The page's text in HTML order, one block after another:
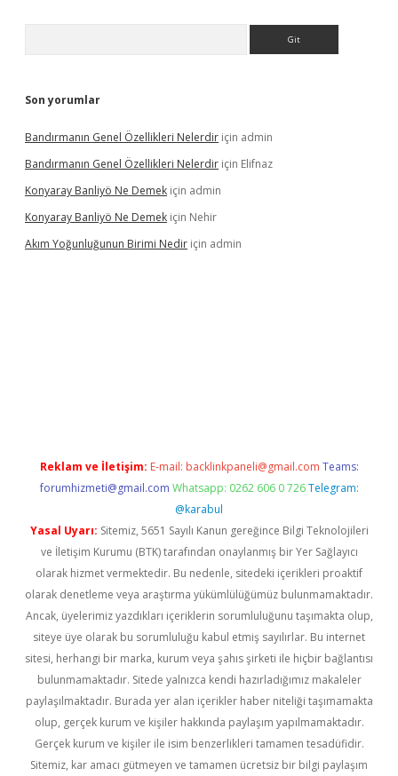
Son yorumlar
Bandırmanın Genel Özellikleri Nelerdir için admin
Bandırmanın Genel Özellikleri Nelerdir için Elifnaz
Konyaray Banliyö Ne Demek için admin
Konyaray Banliyö Ne Demek için Nehir
Akım Yoğunluğunun Birimi Nedir için admin
Reklam ve İletişim: E-mail: backlinkpaneli@gmail.com Teams:
forumhizmeti@gmail.com Whatsapp: 0262 606 0 726 Telegram:
@karabul
Yasal Uyarı: Sitemiz, 5651 Sayılı Kanun gereğince Bilgi Teknolojileri
ve İletişim Kurumu (BTK) tarafından onaylanmış bir Yer Sağlayıcı
olarak hizmet vermektedir. Bu nedenle, sitedeki içerikleri proaktif
olarak denetleme veya araştırma yükümlülüğümüz bulunmamaktadır.
Ancak, üyelerimiz yazdıkları içeriklerin sorumluluğunu taşımakta olup,
siteye üye olarak bu sorumluluğu kabul etmiş sayılırlar. Bu internet
sitesi, herhangi bir marka, kurum veya şahıs şirketi ile hiçbir bağlantısı
bulunmamaktadır. Sitede yalnızca kendi hazırladığımız makaleler
paylaşılmaktadır. Burada yer alan içerikler haber niteliği taşımamakta
olup, gerçek kurum ve kişiler hakkında paylaşım yapılmamaktadır.
Gerçek kurum ve kişiler ile isim benzerlikleri tamamen tesadüfidir.
Sitemiz, kar amacı gütmeyen ve tamamen ücretsiz bir bilgi paylaşım